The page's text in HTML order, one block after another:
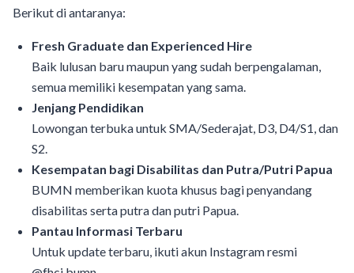
Berikut di antaranya:
Fresh Graduate dan Experienced Hire
Baik lulusan baru maupun yang sudah berpengalaman,
semua memiliki kesempatan yang sama.
Jenjang Pendidikan
Lowongan terbuka untuk SMA/Sederajat, D3, D4/S1, dan
S2.
Kesempatan bagi Disabilitas dan Putra/Putri Papua
BUMN memberikan kuota khusus bagi penyandang
disabilitas serta putra dan putri Papua.
Pantau Informasi Terbaru
Untuk update terbaru, ikuti akun Instagram resmi